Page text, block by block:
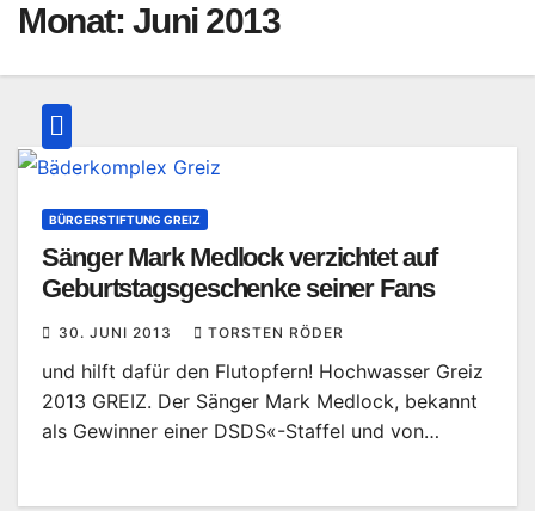
Monat: Juni 2013
BÜRGERSTIFTUNG GREIZ
Sänger Mark Medlock verzichtet auf
Geburtstagsgeschenke seiner Fans
30. JUNI 2013 TORSTEN RÖDER
und hilft dafür den Flutopfern! Hochwasser Greiz
2013 GREIZ. Der Sänger Mark Medlock, bekannt
als Gewinner einer DSDS«-Staffel und von…